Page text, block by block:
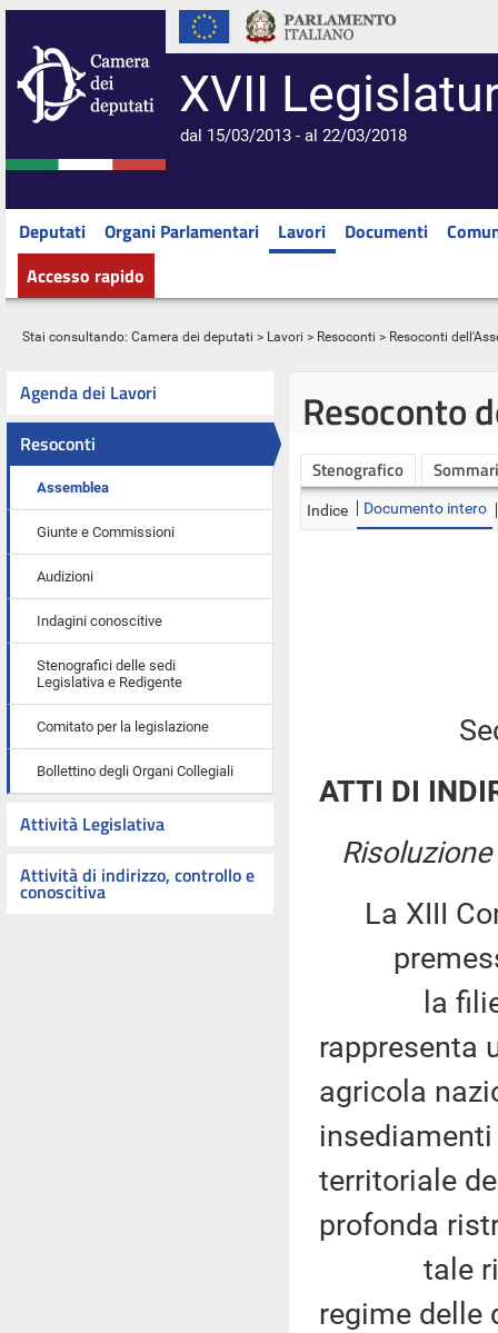
XVII
dal 15/03/2013 - al 22/03/2018
Deputati Organi Parlamentari Lavori Documenti
Accesso rapido
Stai consultando: Camera dei deputati > Lavori > Resoconti > Resoconti
Agenda dei Lavori
Resoconti
Assemblea
Giunte e Commissioni
Audizioni
Indagini conoscitive
Stenografici delle sedi
Legislativa e Redigente
Comitato per la legislazione
Bollettino degli Organi Collegiali
Attività Legislativa
Attività di indirizzo, controllo e
conoscitiva
Resoconto
Stenografico
Indice Documento intero
ATTI DI
La XIII
la filiera
rappresenta
agricola
territoriale
profonda
tale
regime delle